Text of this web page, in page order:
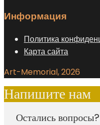
Информация
Политика
Карта сайта
Art-Memorial, 2026
Напишите нам
Остались